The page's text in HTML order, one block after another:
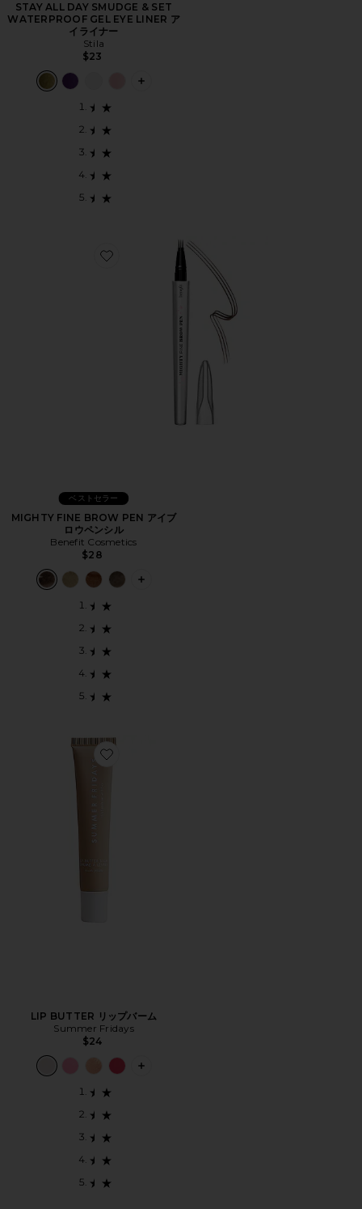
STAY ALL DAY SMUDGE & SET
WATERPROOF GEL EYE LINER ア
イライナー
Stila
$23
PLUS ICON TO SEE MORE OPTIONS
Favorite MIGHTY FINE BROW PEN アイブロウペンシル
ベストセラー
MIGHTY FINE BROW PEN アイブ
ロウペンシル
Benefit Cosmetics
$28
PLUS ICON TO SEE MORE OPTIONS
Favorite LIP BUTTER リップバーム
LIP BUTTER リップバーム
Summer Fridays
$24
PLUS ICON TO SEE MORE OPTIONS